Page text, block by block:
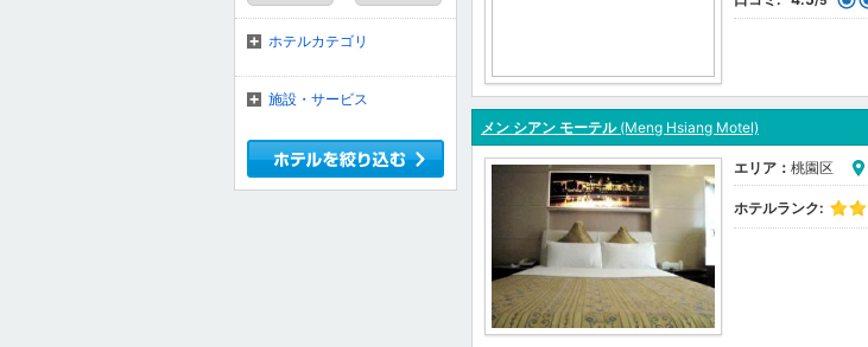
メン シアン モーテル(Meng Hsiang Motel)
エリア： 桃園区
ホテルランク:
ホテルカテゴリ
施設・サービス